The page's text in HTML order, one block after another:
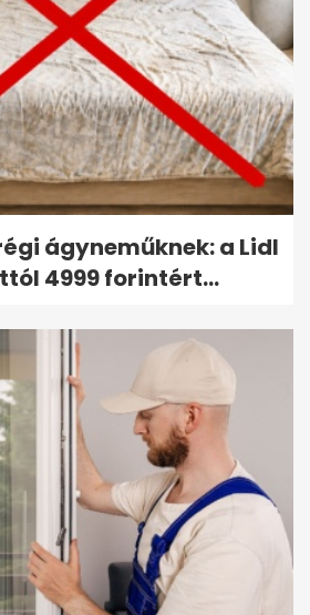
ágyneműknek: a Lidl
4999 forintért...